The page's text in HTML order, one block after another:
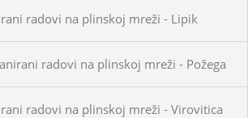
radovi na plinskoj mreži - Lipik
radovi na plinskoj mreži - Požega
radovi na plinskoj mreži - Virovitica